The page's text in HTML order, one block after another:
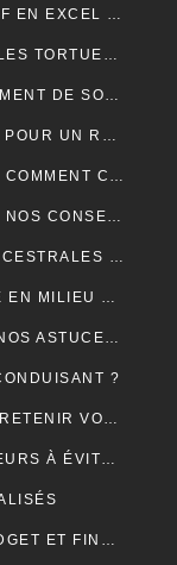
CONVERTIR UN RELEVÉ BANCAIRE PDF EN EXCEL : UNE ÉTAPE CLÉ POUR MIEUX GÉRER SES FINANCES
LES ERREURS À ÉVITER EN VISITANT LES TORTUES D’AKUMAL
POURQUOI LA RÉSINE EST LE REVÊTEMENT DE SOL IDÉAL EN USINE ?
LES DIFFÉRENTS TYPES DE FINITIONS POUR UN RAVALEMENT DE FAÇADE RÉUSSI
SÉLECTION DES ABONNEMENTS IPTV : COMMENT CHOISIR L’OFFRE QUI VOUS CORRESPOND ?
PHOTOS DE GROSSESSE À DOMICILE : NOS CONSEILS POUR UNE SÉANCE INTIMISTE RÉUSSIE !
LES TECHNIQUES DE MAÇONNERIE ANCESTRALES REVISITÉES
LES CHALLENGES DE LA MAÇONNERIE EN MILIEU URBAIN
GAGNER DE LA CRYPTO EN JOUANT : NOS ASTUCES ET PIÈGES À ÉVITER !
?
PEINTURE SUR TUILE : COMMENT ENTRETENIR VOTRE TOITURE APRÈS L’APPLICATION ?
CHANGEMENT DE TOITURE : LES ERREURS À ÉVITER
RÉNOVATION DE MAISON TOTALE : BUDGET ET FINANCEMENT